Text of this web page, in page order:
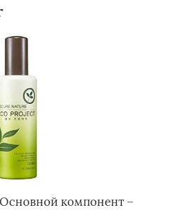
компонент –